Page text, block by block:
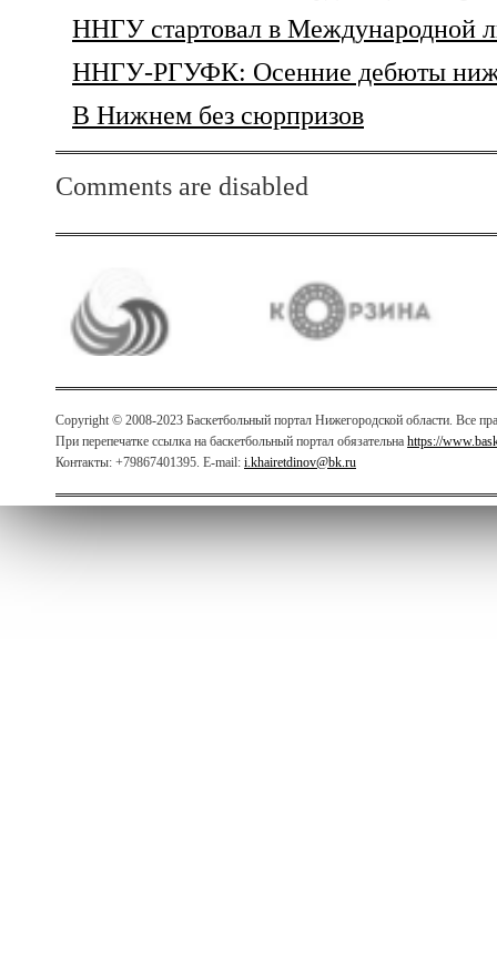
ННГУ стартовал в Международной
ННГУ-РГУФК: Осенние дебюты
В Нижнем без сюрпризов
Comments are disabled
Copyright © 2008-2023 Баскетбольный портал Нижегородской области. Все
При перепечатке ссылка на баскетбольный портал обязательна https://
Контакты: +79867401395. E-mail: i.khairetdinov@bk.ru